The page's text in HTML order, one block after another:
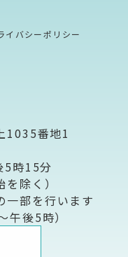
イバシーポリシー
1035番地1
5時15分
除く）
一部を行います
午後5時）